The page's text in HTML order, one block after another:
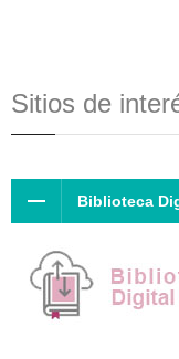
Sitios de
Biblioteca